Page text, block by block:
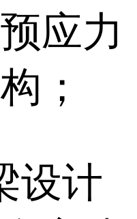
应力
；
设计